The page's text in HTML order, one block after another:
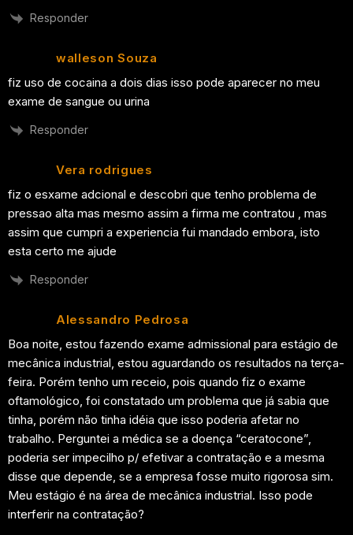
Responder
walleson Souza
fiz uso de cocaina a dois dias isso pode aparecer no meu
exame de sangue ou urina
Responder
Vera rodrigues
fiz o esxame adcional e descobri que tenho problema de
pressao alta mas mesmo assim a firma me contratou , mas
assim que cumpri a experiencia fui mandado embora, isto
esta certo me ajude
Responder
Alessandro Pedrosa
Boa noite, estou fazendo exame admissional para estágio de
mecânica industrial, estou aguardando os resultados na terça-
feira. Porém tenho um receio, pois quando fiz o exame
oftamológico, foi constatado um problema que já sabia que
tinha, porém não tinha idéia que isso poderia afetar no
trabalho. Perguntei a médica se a doença “ceratocone”,
poderia ser impecilho p/ efetivar a contratação e a mesma
disse que depende, se a empresa fosse muito rigorosa sim.
Meu estágio é na área de mecânica industrial. Isso pode
interferir na contratação?